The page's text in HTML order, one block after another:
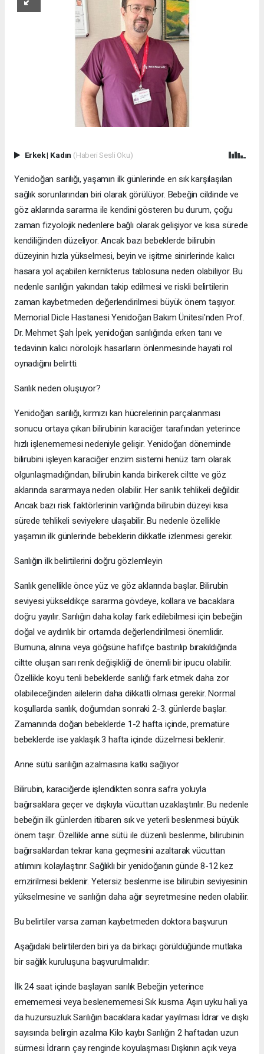
Erkek| Kadın (Haberi Sesli Oku)
Yenidoğan sarılığı, yaşamın ilk günlerinde en sık karşılaşılan
sağlık sorunlarından biri olarak görülüyor. Bebeğin cildinde ve
göz aklarında sararma ile kendini gösteren bu durum, çoğu
zaman fizyolojik nedenlere bağlı olarak gelişiyor ve kısa sürede
kendiliğinden düzeliyor. Ancak bazı bebeklerde bilirubin
düzeyinin hızla yükselmesi, beyin ve işitme sinirlerinde kalıcı
hasara yol açabilen kernikterus tablosuna neden olabiliyor. Bu
nedenle sarılığın yakından takip edilmesi ve riskli belirtilerin
zaman kaybetmeden değerlendirilmesi büyük önem taşıyor.
Memorial Dicle Hastanesi Yenidoğan Bakım Ünitesi'nden Prof.
Dr. Mehmet Şah İpek, yenidoğan sarılığında erken tanı ve
tedavinin kalıcı nörolojik hasarların önlenmesinde hayati rol
oynadığını belirtti.
Sarılık neden oluşuyor?
Yenidoğan sarılığı, kırmızı kan hücrelerinin parçalanması
sonucu ortaya çıkan bilirubinin karaciğer tarafından yeterince
hızlı işlenememesi nedeniyle gelişir. Yenidoğan döneminde
bilirubini işleyen karaciğer enzim sistemi henüz tam olarak
olgunlaşmadığından, bilirubin kanda birikerek ciltte ve göz
aklarında sararmaya neden olabilir. Her sarılık tehlikeli değildir.
Ancak bazı risk faktörlerinin varlığında bilirubin düzeyi kısa
sürede tehlikeli seviyelere ulaşabilir. Bu nedenle özellikle
yaşamın ilk günlerinde bebeklerin dikkatle izlenmesi gerekir.
Sarılığın ilk belirtilerini doğru gözlemleyin
Sarılık genellikle önce yüz ve göz aklarında başlar. Bilirubin
seviyesi yükseldikçe sararma gövdeye, kollara ve bacaklara
doğru yayılır. Sarılığın daha kolay fark edilebilmesi için bebeğin
doğal ve aydınlık bir ortamda değerlendirilmesi önemlidir.
Burnuna, alnına veya göğsüne hafifçe bastırılıp bırakıldığında
ciltte oluşan sarı renk değişikliği de önemli bir ipucu olabilir.
Özellikle koyu tenli bebeklerde sarılığı fark etmek daha zor
olabileceğinden ailelerin daha dikkatli olması gerekir. Normal
koşullarda sarılık, doğumdan sonraki 2-3. günlerde başlar.
Zamanında doğan bebeklerde 1-2 hafta içinde, prematüre
bebeklerde ise yaklaşık 3 hafta içinde düzelmesi beklenir.
Anne sütü sarılığın azalmasına katkı sağlıyor
Bilirubin, karaciğerde işlendikten sonra safra yoluyla
bağırsaklara geçer ve dışkıyla vücuttan uzaklaştırılır. Bu nedenle
bebeğin ilk günlerden itibaren sık ve yeterli beslenmesi büyük
önem taşır. Özellikle anne sütü ile düzenli beslenme, bilirubinin
bağırsaklardan tekrar kana geçmesini azaltarak vücuttan
atılımını kolaylaştırır. Sağlıklı bir yenidoğanın günde 8-12 kez
emzirilmesi beklenir. Yetersiz beslenme ise bilirubin seviyesinin
yükselmesine ve sarılığın daha ağır seyretmesine neden olabilir.
Bu belirtiler varsa zaman kaybetmeden doktora başvurun
Aşağıdaki belirtilerden biri ya da birkaçı görüldüğünde mutlaka
bir sağlık kuruluşuna başvurulmalıdır:
İlk 24 saat içinde başlayan sarılık Bebeğin yeterince
emememesi veya beslenememesi Sık kusma Aşırı uyku hali ya
da huzursuzluk Sarılığın bacaklara kadar yayılması İdrar ve dışkı
sayısında belirgin azalma Kilo kaybı Sarılığın 2 haftadan uzun
sürmesi İdrarın çay renginde koyulaşması Dışkının açık veya